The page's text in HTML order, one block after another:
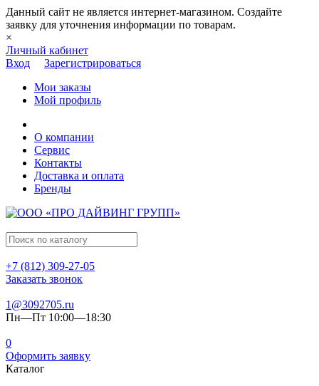
Данный сайт не является интернет-магазином. Создайте
заявку для уточнения информации по товарам.
×
Личный кабинет
Вход
Зарегистрироваться
Мои заказы
Мой профиль
О компании
Сервис
Контакты
Доставка и оплата
Бренды
+7 (812) 309-27-05
Заказать звонок
1@3092705.ru
Пн—Пт 10:00—18:30
0
Оформить заявку
Каталог